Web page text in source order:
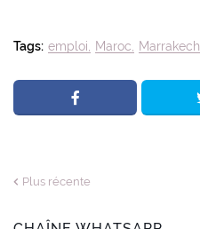
Tags: emploi Maroc Marrakech
Plus récente